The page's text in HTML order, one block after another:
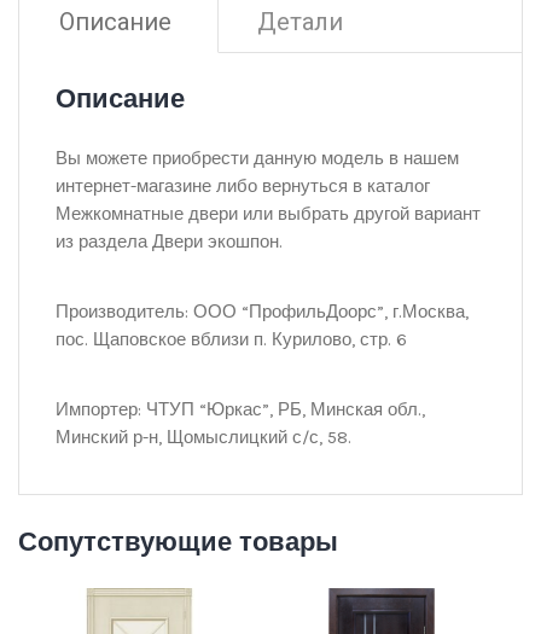
Описание Детали
Описание
Вы можете приобрести данную модель в нашем
интернет-магазине либо вернуться в каталог
Межкомнатные двери или выбрать другой вариант
из раздела Двери экошпон.
Производитель: ООО “ПрофильДоорс”, г.Москва,
пос. Щаповское вблизи п. Курилово, стр. 6
Импортер: ЧТУП “Юркас”, РБ, Минская обл.,
Минский р-н, Щомыслицкий с/с, 58.
Сопутствующие товары